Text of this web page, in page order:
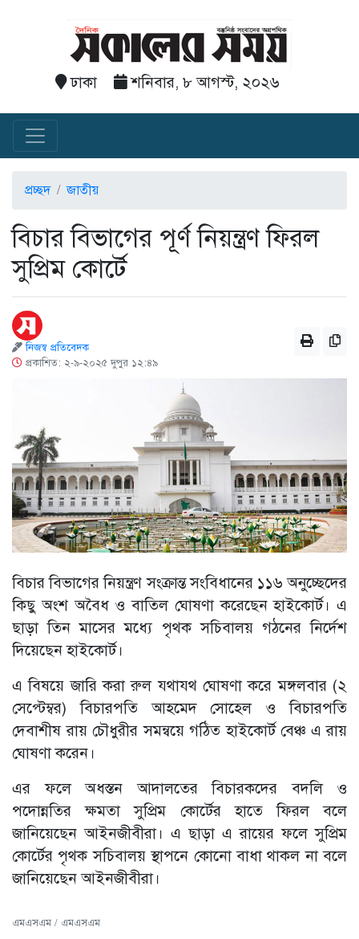
ঢাকা শনিবার, ৮ আগস্ট, ২০২৬
প্রচ্ছদ জাতীয়
বিচার বিভাগের পূর্ণ নিয়ন্ত্রণ ফিরল
সুপ্রিম কোর্টে
নিজস্ব প্রতিবেদক
প্রকাশিত: ২-৯-২০২৫ দুপুর ১২:৪৯
বিচার বিভাগের নিয়ন্ত্রণ সংক্রান্ত সংবিধানের ১১৬ অনুচ্ছেদের
কিছু অংশ অবৈধ ও বাতিল ঘোষণা করেছেন হাইকোর্ট। এ
ছাড়া তিন মাসের মধ্যে পৃথক সচিবালয় গঠনের নির্দেশ
দিয়েছেন হাইকোর্ট।
এ বিষয়ে জারি করা রুল যথাযথ ঘোষণা করে মঙ্গলবার (২
সেপ্টেম্বর) বিচারপতি আহমেদ সোহেল ও বিচারপতি
দেবাশীষ রায় চৌধুরীর সমন্বয়ে গঠিত হাইকোর্ট বেঞ্চ এ রায়
ঘোষণা করেন।
এর ফলে অধস্তন আদালতের বিচারকদের বদলি ও
পদোন্নতির ক্ষমতা সুপ্রিম কোর্টের হাতে ফিরল বলে
জানিয়েছেন আইনজীবীরা। এ ছাড়া এ রায়ের ফলে সুপ্রিম
কোর্টের পৃথক সচিবালয় স্থাপনে কোনো বাধা থাকল না বলে
জানিয়েছেন আইনজীবীরা।
এমএসএম / এমএসএম